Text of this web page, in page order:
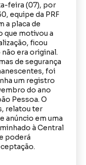
feira (07), por
equipe da PRF
a placa de
que motivou a
ficou
era original.
de segurança
foi
um registro
do ano
Pessoa. O
relatou ter
anúncio em uma
à Central
poderá